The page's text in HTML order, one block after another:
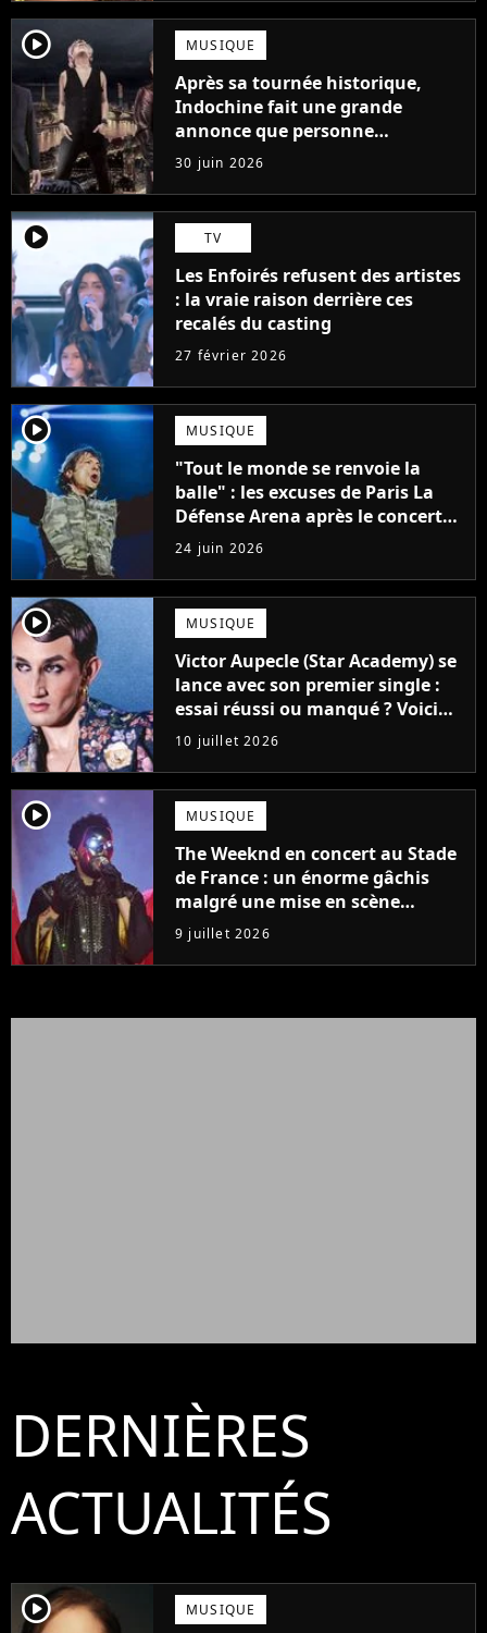
player2 MUSIQUE
Après sa tournée historique,
Indochine fait une grande
annonce que personne
n'attendait
30 juin 2026
player2 TV
Les Enfoirés refusent des artistes
: la vraie raison derrière ces
recalés du casting
27 février 2026
player2 MUSIQUE
"Tout le monde se renvoie la
balle" : les excuses de Paris La
Défense Arena après le concert
interrompu d'Iron Maiden ne
passent pas
24 juin 2026
player2 MUSIQUE
Victor Aupecle (Star Academy) se
lance avec son premier single :
essai réussi ou manqué ? Voici
notre avis !
10 juillet 2026
player2 MUSIQUE
The Weeknd en concert au Stade
de France : un énorme gâchis
malgré une mise en scène
colossale
9 juillet 2026
DERNIÈRES
ACTUALITÉS
player2 MUSIQUE